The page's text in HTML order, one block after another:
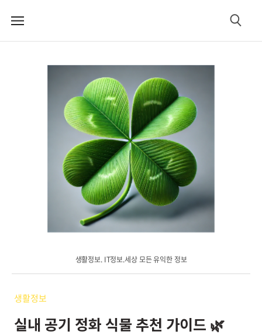
메
검
생활정보. IT정보.세상 모든 유익한 정보
생활정보
실내 공기 정화 식물 추천 가이드 🌿